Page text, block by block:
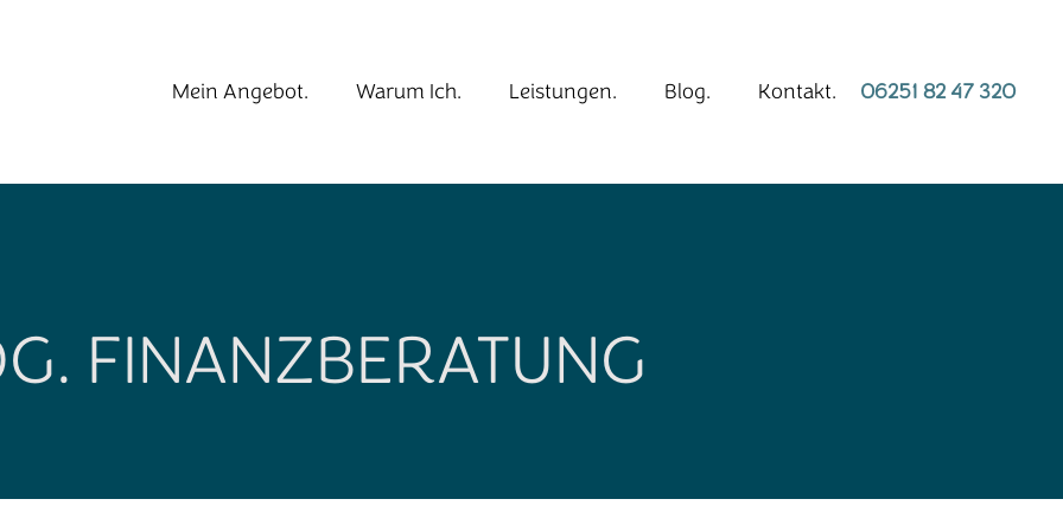
Mein Angebot. Warum Ich. Leistungen. Blog. Kontakt. 06251 82 47 320
FINANZBERATUNG